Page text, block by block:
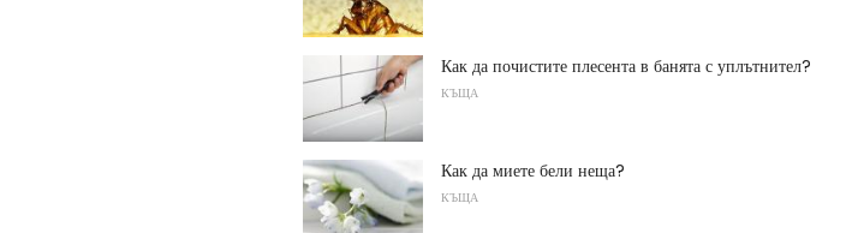
Как да почистите плесента в банята с уплътнител?
КЪЩА
Как да миете бели неща?
КЪЩА